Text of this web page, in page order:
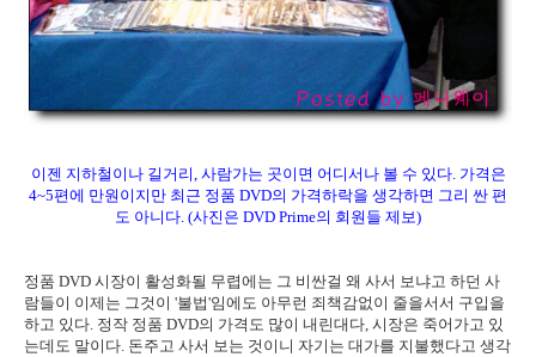
이젠 지하철이나 길거리, 사람가는 곳이면 어디서나 볼 수 있다. 가격은
4~5편에 만원이지만 최근 정품 DVD의 가격하락을 생각하면 그리 싼 편
도 아니다. (사진은 DVD Prime의 회원들 제보)
정품 DVD 시장이 활성화될 무렵에는 그 비싼걸 왜 사서 보냐고 하던 사
람들이 이제는 그것이 '불법'임에도 아무런 죄책감없이 줄을서서 구입을
하고 있다. 정작 정품 DVD의 가격도 많이 내린대다, 시장은 죽어가고 있
는데도 말이다. 돈주고 사서 보는 것이니 자기는 대가를 지불했다고 생각